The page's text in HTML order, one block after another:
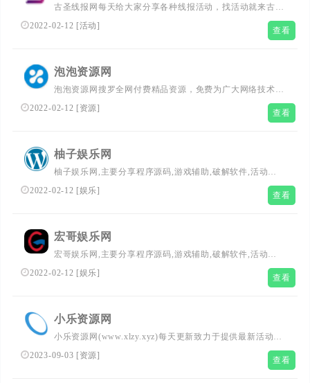
古圣线报网每天给大家分享各种线报活动，找活动就来古圣
线报网，古圣爱生活、爱网络、更爱分享活动！
2022-02-12 [活动] 查看
泡泡资源网
泡泡资源网搜罗全网付费精品资源，免费为广大网络技术爱
好者提供专业可靠的资源分享服务，致力QQ技术资讯、网
站源码、易语言编程、活动线报、绿色软件、网络游戏助手
2022-02-12 [资源] 查看
柚子娱乐网
柚子娱乐网,主要分享程序源码,游戏辅助,破解软件,活动线
报,网赚资源,QQ技术，QQ线报,小高教程网，值得一看,致
2022-02-12 [娱乐] 查看
宏哥娱乐网
宏哥娱乐网,主要分享程序源码,游戏辅助,破解软件,活动线
报,网赚资源,QQ技术，QQ线报，678辅助网，值得一看,致
2022-02-12 [娱乐] 查看
小乐资源网
小乐资源网(www.xlzy.xyz)每天更新致力于提供最新活动线
报,安卓软件,绿色软件,手机游戏,绿色软件,磁力下载软件等
网络优质内容打造顶尖的网络资源站,致力打造网络技术的
2023-09-03 [资源] 查看